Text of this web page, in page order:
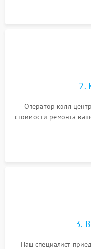
2.
Оператор колл
стоимости ремонта
3.
Наш специалист